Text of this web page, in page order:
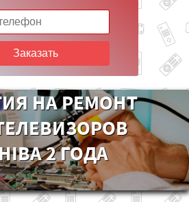
Заказать
НА РЕМОНТ
2 ГОДА